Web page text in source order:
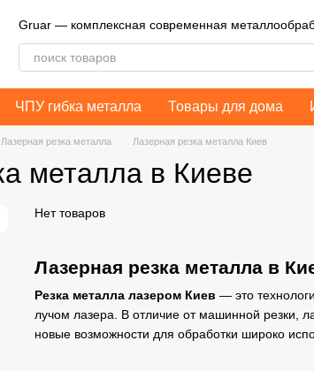
Gruar — комплексная современная
ЧПУ гибка металла Товары для дома
Лазерная резка металла Лазерная резка металла Киев
металла в Киеве
Лазерная резка металла в
Резка металла лазером Киев — это
лучом лазера. В отличие от машинной резки,
новые возможности для обработки широко
Нет товаров